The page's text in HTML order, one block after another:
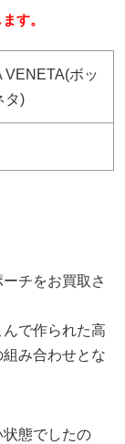
す。
VENETA(ボッ
タ)
チをお買取さ
で作られた高
み合わせとな
態でしたの